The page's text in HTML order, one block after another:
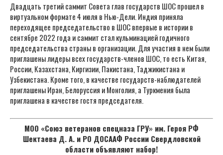
Двадцать третий саммит Совета глав государств ШОС прошел в
виртуальном формате 4 июля в Нью-Дели. Индия приняла
переходящее председательство в ШОС впервые в истории в
сентябре 2022 года и саммит стал кульминацией годичного
председательства страны в организации. Для участия в нем были
приглашены лидеры всех государств-членов ШОС, то есть Китая,
России, Казахстана, Киргизии, Пакистана, Таджикистана и
Узбекистана. Кроме того, в качестве государств-наблюдателей
приглашены Иран, Белоруссия и Монголия, а Туркмения была
приглашена в качестве гостя председателя.
МОО «Союз ветеранов спецназа ГРУ» им. Героя РФ
Шектаева Д. А. и РО ДОСААФ России Свердловской
области объявляют набор!